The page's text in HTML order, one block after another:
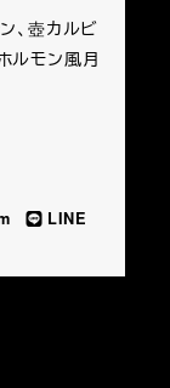
、壺カルビ
ルモン風月
LINE